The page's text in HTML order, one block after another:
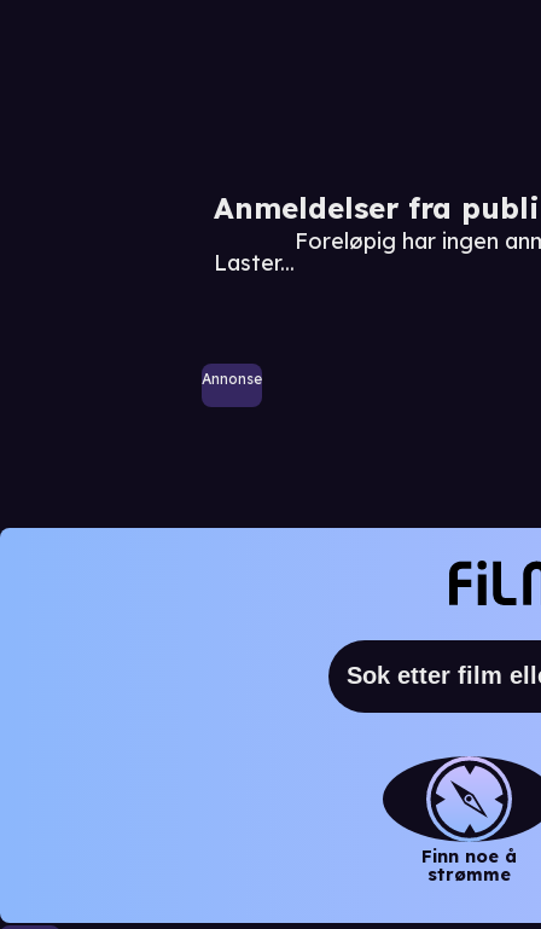
Anmeldelser fra
Laster...
Foreløpig har ingen
Annonse
Finn noe å
strømme